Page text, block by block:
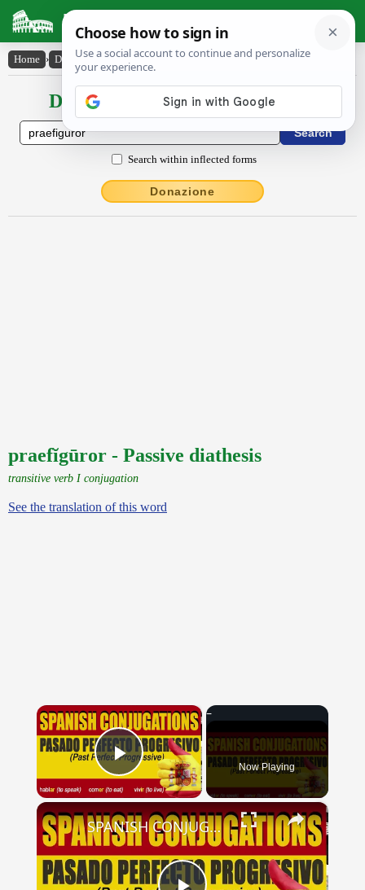
Latin Dictionary
Home › Declensions / Conjugations › praefĭgūror
Declensions / Conjugations latin
Search within inflected forms
Donazione
praefĭgūror - Passive diathesis
transitive verb I conjugation
See the translation of this word
×
Play Video Now Playing
×
SPANISH CONJUGATIONS: Past Perfect Progressive (Pasado Perfecto Progresivo)